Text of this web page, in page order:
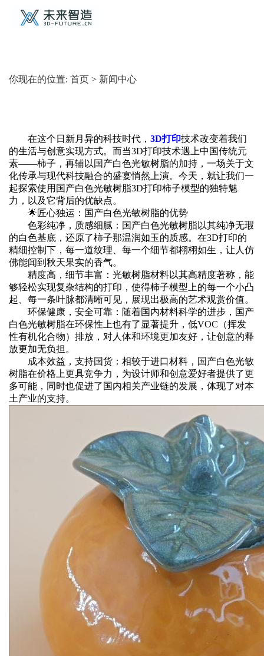
你现在的位置: 首页 > 新闻中心
在这个日新月异的科技时代， 3D打印技术改变着我们
的生活与创意实现方式。而当3D打印技术遇上中国传统元
素——柿子，再辅以国产白色光敏树脂的加持，一场关于文
化传承与现代科技融合的盛宴悄然上演。今天，就让我们一
起探索使用国产白色光敏树脂3D打印柿子模型的独特魅
力，以及它背后的优缺点。
🌟‌匠心独运：国产白色光敏树脂的优势‌
‌色彩纯净，质感细腻‌：国产白色光敏树脂以其纯净无瑕
的白色基底，还原了柿子那温润如玉的质感。在3D打印的
精细控制下，每一道纹理、每一个细节都栩栩如生，让人仿
佛能闻到秋天果实的香气。
‌精度高，细节丰富‌：光敏树脂材料以其高精度著称，能
够轻松实现复杂结构的打印，使得柿子模型上的每一个小凸
起、每一条叶脉都清晰可见，展现出极高的艺术观赏价值。
‌环保健康，安全可靠‌：随着国内材料科学的进步，国产
白色光敏树脂在环保性上也有了显著提升，低VOC（挥发
性有机化合物）排放，对人体和环境更加友好，让创意的释
放更加无负担。
‌成本效益，支持国货‌：相较于进口材料，国产白色光敏
树脂在价格上更具竞争力，为设计师和创意爱好者提供了更
多可能，同时也促进了国内相关产业链的发展，体现了对本
土产业的支持。